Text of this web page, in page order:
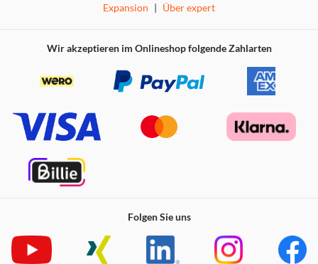
Expansion | Über expert
Wir akzeptieren im Onlineshop folgende Zahlarten
Folgen Sie uns